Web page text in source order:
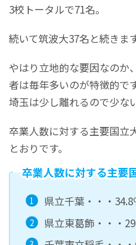
3校トータルで71名。
続いて筑波大37名と続きます
やはり立地的な要因なのか
者は毎年多いのが特徴的です
埼玉は少し離れるので少ない
卒業人数に対する主要国立
とおりです。
卒業人数に対する主要
県立千葉・・・34.8
県立東葛飾・・・